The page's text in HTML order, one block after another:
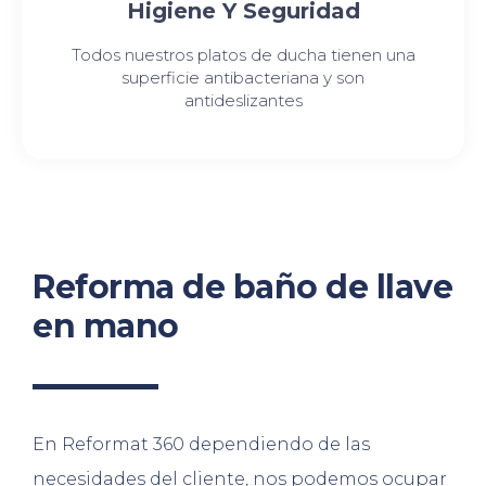
Higiene Y Seguridad
Todos nuestros platos de ducha tienen una
superficie antibacteriana y son
antideslizantes
Reforma de baño de llave
en mano
En Reformat 360 dependiendo de las
necesidades del cliente, nos podemos ocupar